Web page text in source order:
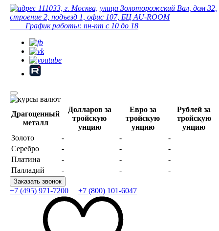
111033, г. Москва, улица Золоторожский Вал, дом 32,
строение 2, подъезд 1, офис 107, БЦ AU-ROOM
График работы: пн-пт с 10 до 18
Драгоценный
металл
Долларов за
тройскую
унцию
Евро за
тройскую
унцию
Рублей за
тройскую
унцию
Золото
- -
-
Серебро
- -
-
Платина
- -
-
Палладий
- - -
Заказать звонок
+7 (495) 971-7200 +7 (800) 101-6047